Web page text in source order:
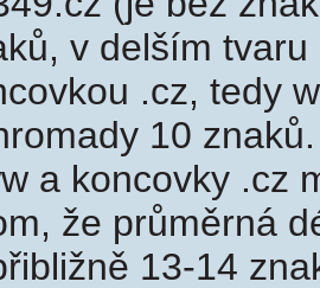
v delším
.cz, tedy
10
a koncovky .cz
že průměrná
13-14